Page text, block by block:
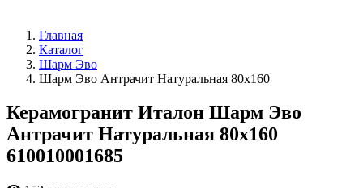
Главная
Каталог
Шарм Эво
Шарм Эво Антрачит Натуральная 80x160
Керамогранит Италон Шарм Эво
Антрачит Натуральная 80x160
610010001685